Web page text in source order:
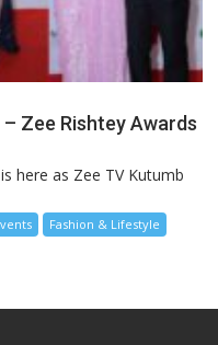
Zee Rishtey Awards
here as Zee TV Kutumb
Fashion & Lifestyle